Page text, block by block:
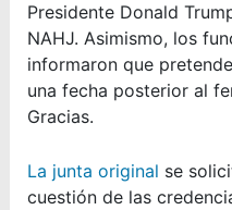
Presidente Donald
NAHJ. Asimismo, los
informaron que
una fecha posterior al
Gracias.
La junta original se
cuestión de las